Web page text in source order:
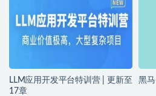
LLM应用开发平台特训营 | 更新至
17章
黑